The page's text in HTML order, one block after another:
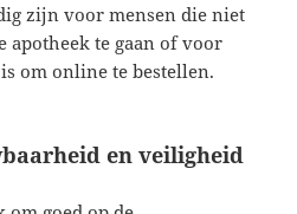
zijn voor mensen die niet
apotheek te gaan of voor
om online te bestellen.
en veiligheid